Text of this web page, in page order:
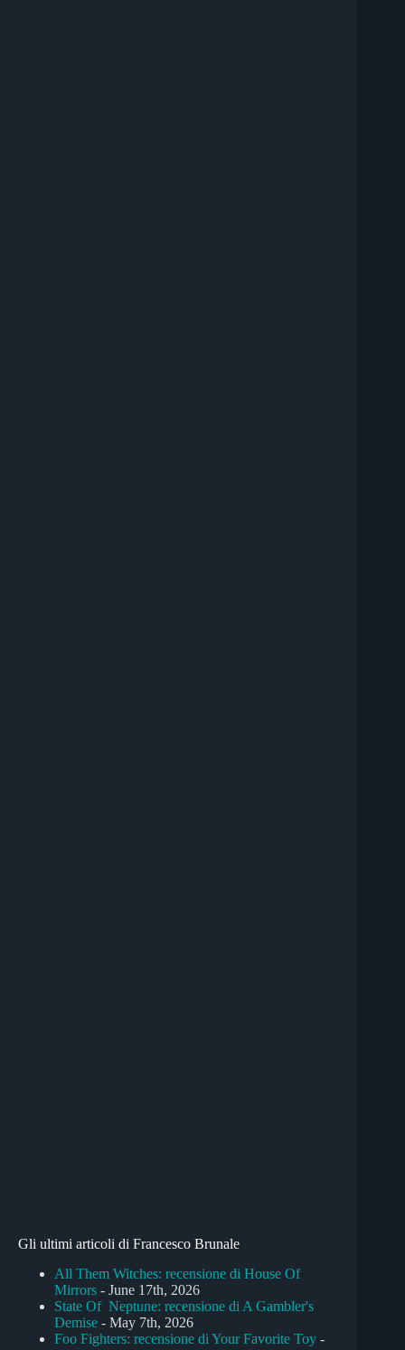
Gli ultimi articoli di Francesco Brunale
All Them Witches: recensione di House Of
Mirrors - June 17th, 2026
State Of Neptune: recensione di A Gambler's
Demise - May 7th, 2026
Foo Fighters: recensione di Your Favorite Toy -